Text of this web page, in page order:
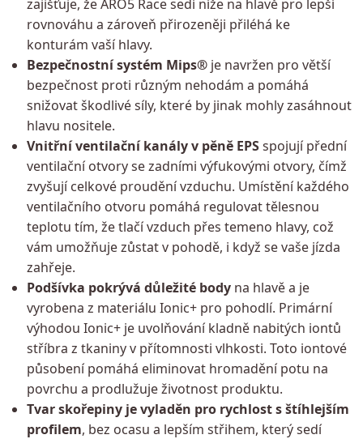
zajišťuje, že ARO5 Race sedí níže na hlavě pro lepší
rovnováhu a zároveň přirozeněji přiléhá ke
konturám vaší hlavy.
Bezpečnostní systém Mips®je navržen pro větší
bezpečnost proti různým nehodám a pomáhá
snižovat škodlivé síly, které by jinak mohly zasáhnout
hlavu nositele.
Vnitřní ventilační kanály v pěně EPSspojují přední
ventilační otvory se zadními výfukovými otvory, čímž
zvyšují celkové proudění vzduchu. Umístění každého
ventilačního otvoru pomáhá regulovat tělesnou
teplotu tím, že tlačí vzduch přes temeno hlavy, což
vám umožňuje zůstat v pohodě, i když se vaše jízda
zahřeje.
Podšívka pokrývá důležité bodyna hlavě a je
vyrobena z materiálu Ionic+ pro pohodlí. Primární
výhodou Ionic+ je uvolňování kladně nabitých iontů
stříbra z tkaniny v přítomnosti vlhkosti. Toto iontové
působení pomáhá eliminovat hromadění potu na
povrchu a prodlužuje životnost produktu.
Tvar skořepiny je vyladěn pro rychlost s štíhlejším
profilem, bez ocasu a lepším střihem, který sedí